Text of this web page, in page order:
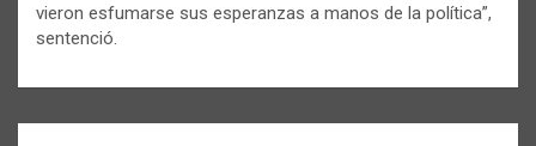
vieron esfumarse sus esperanzas a manos de la política”,
sentenció.